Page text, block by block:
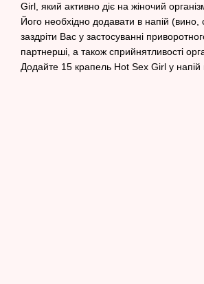
Girl, який активно діє на жіночий
Його необхідно додавати в напій
заздріти Вас у застосуванні
партнерші, а також сприйнятливості
Додайте 15 крапель Hot Sex Girl у